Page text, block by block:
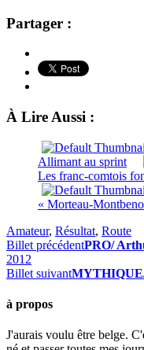
Partager :
À Lire Aussi :
Allimant au sprint
Les franc-comtois
« Morteau-
Amateur, Résultat, Route
Billet précédentPRO/
2012
Billet suivantMYTHIQUE/
à propos
J'aurais voulu être belge.